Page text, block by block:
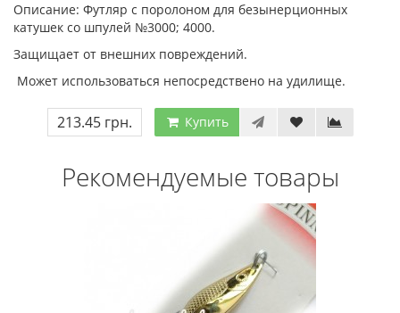
Описание: Футляр с поролоном для безынерционных
катушек со шпулей №3000; 4000.
Защищает от внешних повреждений.
Может использоваться непосредствено на удилище.
213.45 грн. Купить
Рекомендуемые товары